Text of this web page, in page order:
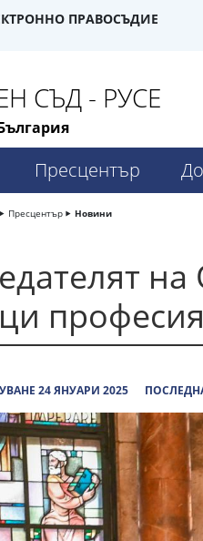
ПРАВОСЪДИЕ
СЪД - РУСЕ
Пресцентър
Пресцентър Новини
24 ЯНУАРИ 2025